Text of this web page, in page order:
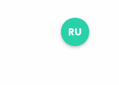
RU